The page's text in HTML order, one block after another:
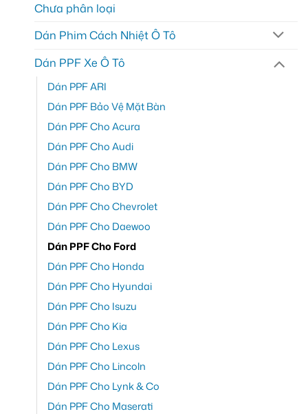
Chưa phân loại
Dán Phim Cách Nhiệt Ô Tô
Dán PPF Xe Ô Tô
Dán PPF ARI
Dán PPF Bảo Vệ Mặt Bàn
Dán PPF Cho Acura
Dán PPF Cho Audi
Dán PPF Cho BMW
Dán PPF Cho BYD
Dán PPF Cho Chevrolet
Dán PPF Cho Daewoo
Dán PPF Cho Ford
Dán PPF Cho Honda
Dán PPF Cho Hyundai
Dán PPF Cho Isuzu
Dán PPF Cho Kia
Dán PPF Cho Lexus
Dán PPF Cho Lincoln
Dán PPF Cho Lynk & Co
Dán PPF Cho Maserati